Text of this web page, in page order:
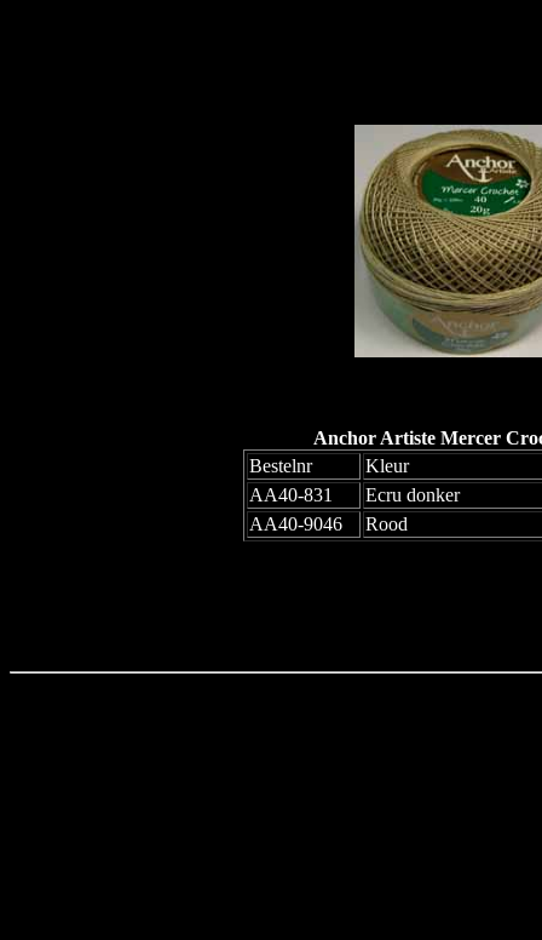
Anchor Artiste Mercer
Bestelnr
Kleur
AA40-831
Ecru donker
AA40-9046
Rood